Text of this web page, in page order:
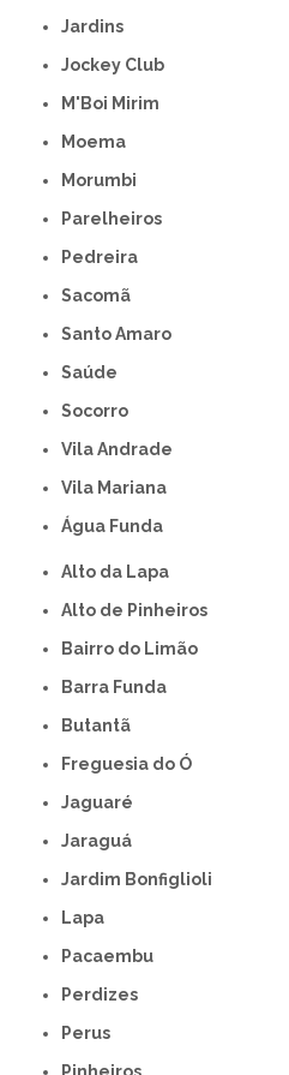
Jardins
Jockey Club
M'Boi Mirim
Moema
Morumbi
Parelheiros
Pedreira
Sacomã
Santo Amaro
Saúde
Socorro
Vila Andrade
Vila Mariana
Água Funda
Alto da Lapa
Alto de Pinheiros
Bairro do Limão
Barra Funda
Butantã
Freguesia do Ó
Jaguaré
Jaraguá
Jardim Bonfiglioli
Lapa
Pacaembu
Perdizes
Perus